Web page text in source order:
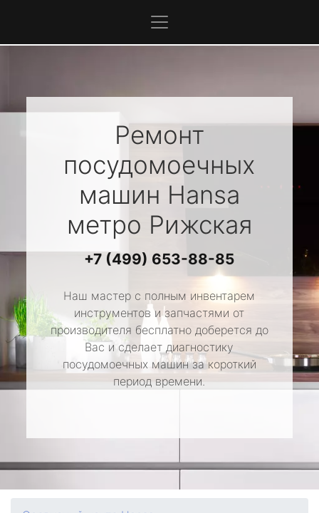
Ремонт
посудомоечных
машин Hansa
метро Рижская
+7 (499) 653-88-85
Наш мастер с полным инвентарем
инструментов и запчастями от
производителя бесплатно доберется до
Вас и сделает диагностику
посудомоечных машин за короткий
период времени.